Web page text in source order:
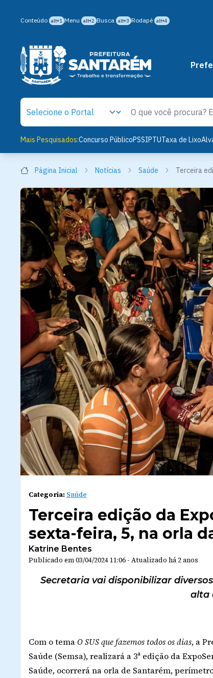
Conteúdo alt+1 Menu alt+2 Busca alt+3 Rodapé alt+4
Mais Pesquisados:Concurso PúblicoPSSIPTUTaxa de Lixo
Página Inicial Notícias Saúde Terceira
Categoria: Saúde
Terceira edição da
sexta-feira, 5, na orla
Katrine Bentes
Publicado em03/04/2024 11:06 - Atualizado há 2 anos
Secretaria vai disponibilizar
alta
Com o tema O SUS que fazemos todos os dias, a
Saúde (Semsa), realizará a 3ª edição da
Saúde, ocorrerá na orla de Santarém,